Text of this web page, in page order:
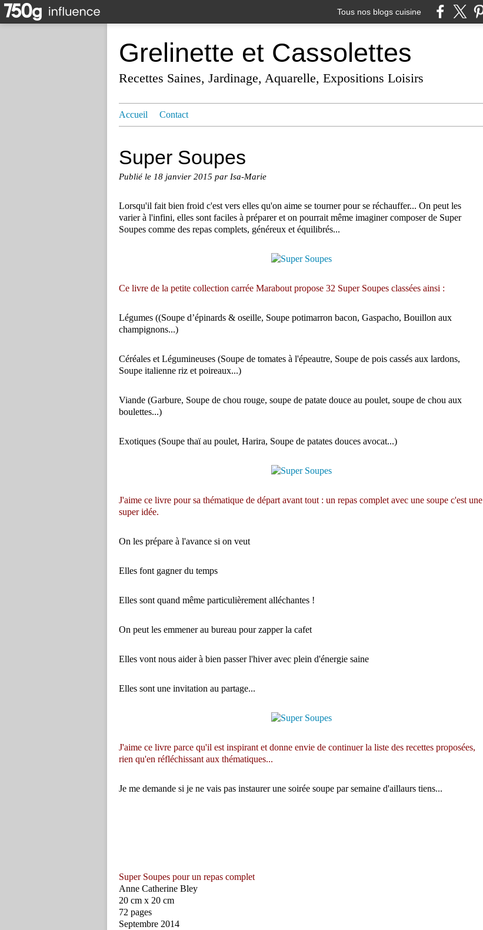
Tous nos blogs cuisine
Grelinette et Cassolettes
Recettes Saines, Jardinage, Aquarelle, Expositions Loisirs
Accueil Contact
Super Soupes
Publié le 18 janvier 2015 par Isa-Marie
Lorsqu'il fait bien froid c'est vers elles qu'on aime se tourner pour se réchauffer... On peut les
varier à l'infini, elles sont faciles à préparer et on pourrait même imaginer composer de Super
Soupes comme des repas complets, généreux et équilibrés...
Ce livre de la petite collection carrée Marabout propose 32 Super Soupes classées ainsi :
Légumes ((Soupe d’épinards & oseille, Soupe potimarron bacon, Gaspacho, Bouillon aux
champignons...)
Céréales et Légumineuses (Soupe de tomates à l'épeautre, Soupe de pois cassés aux lardons,
Soupe italienne riz et poireaux...)
Viande (Garbure, Soupe de chou rouge, soupe de patate douce au poulet, soupe de chou aux
boulettes...)
Exotiques (Soupe thaï au poulet, Harira, Soupe de patates douces avocat...)
J'aime ce livre pour sa thématique de départ avant tout : un repas complet avec une soupe c'est une
super idée.
On les prépare à l'avance si on veut
Elles font gagner du temps
Elles sont quand même particulièrement alléchantes !
On peut les emmener au bureau pour zapper la cafet
Elles vont nous aider à bien passer l'hiver avec plein d'énergie saine
Elles sont une invitation au partage...
J'aime ce livre parce qu'il est inspirant et donne envie de continuer la liste des recettes proposées,
rien qu'en réfléchissant aux thématiques...
Je me demande si je ne vais pas instaurer une soirée soupe par semaine d'aillaurs tiens...
Super Soupes pour un repas complet
Anne Catherine Bley
20 cm x 20 cm
72 pages
Septembre 2014